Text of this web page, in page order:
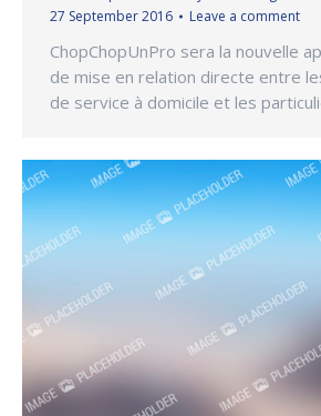
27 September 2016
Leave a comment
ChopChopUnPro sera la nouvelle
de mise en relation directe entre
de service à domicile et les